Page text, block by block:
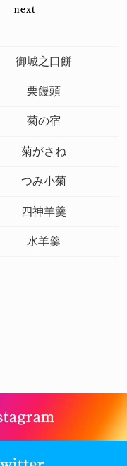
御城之口餅
栗饅頭
菊の宿
菊がさね
つみ小菊
四神羊羹
水羊羹